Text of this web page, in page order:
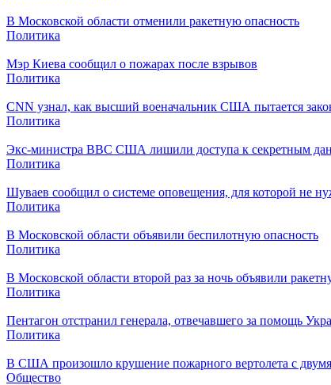
В Московской области отменили ракетную опасность
Политика
Мэр Киева сообщил о пожарах после взрывов
Политика
CNN узнал, как высший военачальник США пытается
Политика
Экс-министра ВВС США лишили доступа к секретным
Политика
Шуваев сообщил о системе оповещения, для которой не
Политика
В Московской области объявили беспилотную опасность
Политика
В Московской области второй раз за ночь объявили
Политика
Пентагон отстранил генерала, отвечавшего за помощь
Политика
В США произошло крушение пожарного вертолета с
Общество